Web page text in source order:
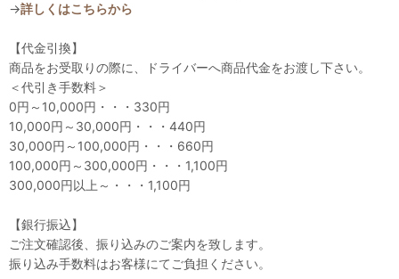
→詳しくはこちらから
【代金引換】
商品をお受取りの際に、ドライバーへ商品代金をお渡し下さい。
＜代引き手数料＞
0円～10,000円・・・330円
10,000円～30,000円・・・440円
30,000円～100,000円・・・660円
100,000円～300,000円・・・1,100円
300,000円以上～・・・1,100円
【銀行振込】
ご注文確認後、振り込みのご案内を致します。
振り込み手数料はお客様にてご負担ください。